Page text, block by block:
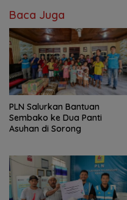
Baca Juga
PLN Salurkan Bantuan
Sembako ke Dua Panti
Asuhan di Sorong